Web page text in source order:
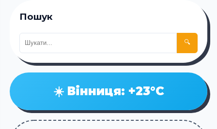
Пошук
🔍
☀️ Вінниця: +23°C